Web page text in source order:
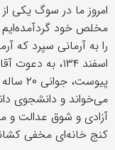
امروز ما در سوگ یکی
مخلص خود
را به آرمانی سپرد که
اسفند ١٣۴، به
می‌خواند و دانشجوی
آزادی و شوق عدالت و
کنج خانه‌ای مخفی